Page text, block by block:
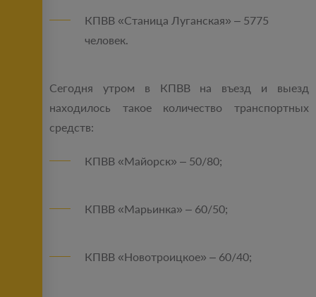
КПВВ «Станица Луганская» – 5775
человек.
Сегодня утром в КПВВ на въезд и выезд
находилось такое количество транспортных
средств:
КПВВ «Майорск» – 50/80;
КПВВ «Марьинка» – 60/50;
КПВВ «Новотроицкое» – 60/40;